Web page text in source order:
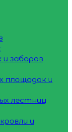
и заборов
площадок и
лестниц
и